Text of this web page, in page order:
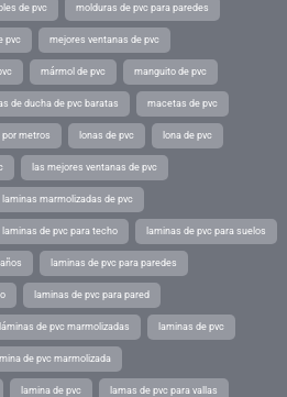
de pvc molduras de pvc para paredes
pvc mejores ventanas de pvc
mármol de pvc manguito de pvc
de ducha de pvc baratas macetas de pvc
por metros lonas de pvc lona de pvc
las mejores ventanas de pvc
laminas marmolizadas de pvc
laminas de pvc para techo laminas de pvc para suelos
laminas de pvc para paredes
laminas de pvc para pared
láminas de pvc marmolizadas laminas de pvc
de pvc marmolizada
lamina de pvc lamas de pvc para vallas